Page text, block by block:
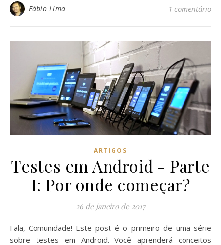
Fábio Lima 1 comentário
ARTIGOS
Testes em Android - Parte
I: Por onde começar?
26 de janeiro de 2017
Fala, Comunidade! Este post é o primeiro de uma série
sobre testes em Android. Você aprenderá conceitos